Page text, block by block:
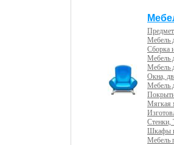
Мебель
Сборка
Мебель
Мебель
Окна,
Мебель
Мягкая
Стенки,
Шкафы
Мебель